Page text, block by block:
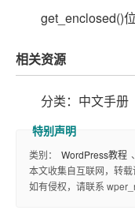
get_enclosed()
相关资源
分类：中文手册
类别： WordPress教程 、
本文收集自互联网，转载
如有侵权，请联系